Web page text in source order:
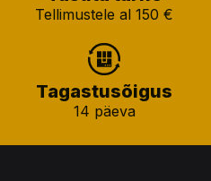
Tellimustele al 150 €
Tagastusõigus
14 päeva